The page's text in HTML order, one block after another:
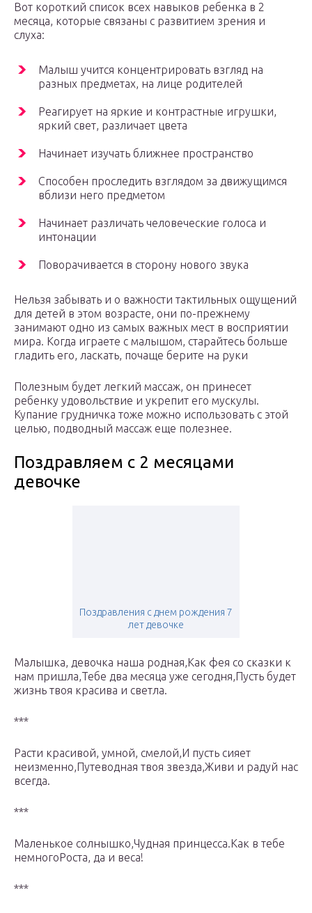
Вот короткий список всех навыков ребенка в 2
месяца, которые связаны с развитием зрения и
слуха:
Малыш учится концентрировать взгляд на
разных предметах, на лице родителей
Реагирует на яркие и контрастные игрушки,
яркий свет, различает цвета
Начинает изучать ближнее пространство
Способен проследить взглядом за движущимся
вблизи него предметом
Начинает различать человеческие голоса и
интонации
Поворачивается в сторону нового звука
Нельзя забывать и о важности тактильных ощущений
для детей в этом возрасте, они по-прежнему
занимают одно из самых важных мест в восприятии
мира. Когда играете с малышом, старайтесь больше
гладить его, ласкать, почаще берите на руки
Полезным будет легкий массаж, он принесет
ребенку удовольствие и укрепит его мускулы.
Купание грудничка тоже можно использовать с этой
целью, подводный массаж еще полезнее.
Поздравляем с 2 месяцами
девочке
Поздравления с днем рождения 7
лет девочке
Малышка, девочка наша родная,Как фея со сказки к
нам пришла,Тебе два месяца уже сегодня,Пусть будет
жизнь твоя красива и светла.
***
Расти красивой, умной, смелой,И пусть сияет
неизменно,Путеводная твоя звезда,Живи и радуй нас
всегда.
***
Маленькое солнышко,Чудная принцесса.Как в тебе
немногоРоста, да и веса!
***